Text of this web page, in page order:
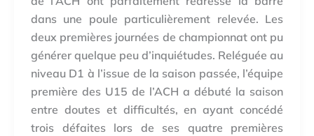
dans une poule particulièrement relevée. Les
deux premières journées de championnat ont pu
générer quelque peu d’inquiétudes. Reléguée au
niveau D1 à l’issue de la saison passée, l’équipe
première des U15 de l’ACH a débuté la saison
entre doutes et difficultés, en ayant concédé
trois défaites lors de ses quatre premières